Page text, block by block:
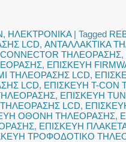
, ΗΛΕΚΤΡΟΝΙΚΑ| Tagged
LCD, ΑΝΤΑΛΛΑΚΤΙΚΑ
ΤΗΛΕΟΡΑΣΗΣ,
, ΕΠΙΣΚΕΥΗ
ΤΗΛΕΟΡΑΣΗΣ LCD,
LCD, ΕΠΙΣΚΕΥΗ T-
, ΕΠΙΣΚΕΥΗ
LCD,
ΟΘΟΝΗ ΤΗΛΕΟΡΑΣΗΣ,
, ΕΠΙΣΚΕΥΗ
ΤΡΟΦΟΔΟΤΙΚΟ